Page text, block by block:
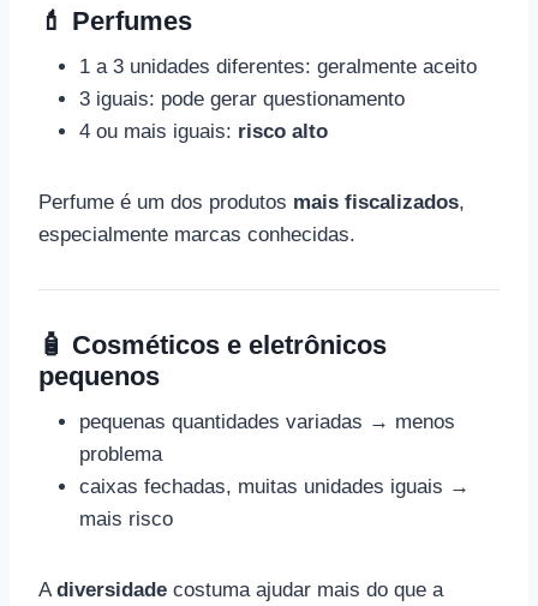
💄 Perfumes
1 a 3 unidades diferentes: geralmente aceito
3 iguais: pode gerar questionamento
4 ou mais iguais: risco alto
Perfume é um dos produtos mais fiscalizados,
especialmente marcas conhecidas.
🧴 Cosméticos e eletrônicos
pequenos
pequenas quantidades variadas → menos
problema
caixas fechadas, muitas unidades iguais →
mais risco
Adiversidade costuma ajudar mais do que a